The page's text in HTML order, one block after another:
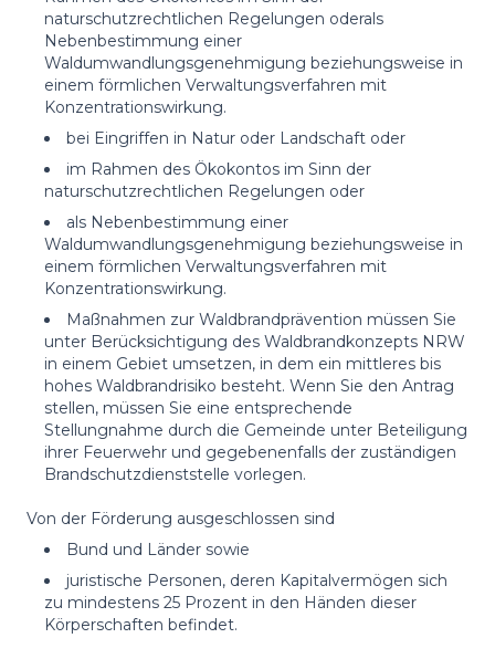
naturschutzrechtlichen Regelungen oderals
Nebenbestimmung einer
Waldumwandlungsgenehmigung beziehungsweise in
einem förmlichen Verwaltungsverfahren mit
Konzentrationswirkung.
bei Eingriffen in Natur oder Landschaft oder
im Rahmen des Ökokontos im Sinn der
naturschutzrechtlichen Regelungen oder
als Nebenbestimmung einer
Waldumwandlungsgenehmigung beziehungsweise in
einem förmlichen Verwaltungsverfahren mit
Konzentrationswirkung.
Maßnahmen zur Waldbrandprävention müssen Sie
unter Berücksichtigung des Waldbrandkonzepts NRW
in einem Gebiet umsetzen, in dem ein mittleres bis
hohes Waldbrandrisiko besteht. Wenn Sie den Antrag
stellen, müssen Sie eine entsprechende
Stellungnahme durch die Gemeinde unter Beteiligung
ihrer Feuerwehr und gegebenenfalls der zuständigen
Brandschutzdienststelle vorlegen.
Von der Förderung ausgeschlossen sind
Bund und Länder sowie
juristische Personen, deren Kapitalvermögen sich
zu mindestens 25 Prozent in den Händen dieser
Körperschaften befindet.